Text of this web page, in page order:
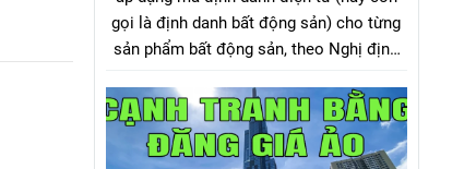
gọi là định danh bất động sản) cho từng
sản phẩm bất động sản, theo Nghị định
31/12/2025, hiệu lực từ 1/3/2026) về xây
dựng, quản lý và sử dụng hệ thống thông
tin, cơ sở dữ liệu về nhà ở và thị trường